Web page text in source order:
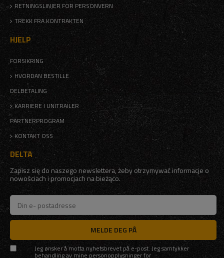
RETNINGSLINJER FOR PERSONVERN
TREKK FRA KONTRAKTEN
HJELP
FORSIKRING
HVORDAN BESTILLE
DELBETALING
KARRIERE I UNITRAILER
PARTNERPROGRAM
KONTAKT OSS
DELTA
Zapisz się do naszego newslettera, żeby otrzymywać informacje o
nowościach i promocjach na bieżąco.
MELDE DEG PÅ
Jeg ønsker å motta nyhetsbrevet på e-post. Jeg samtykker
behandling av mine personopplysninger for